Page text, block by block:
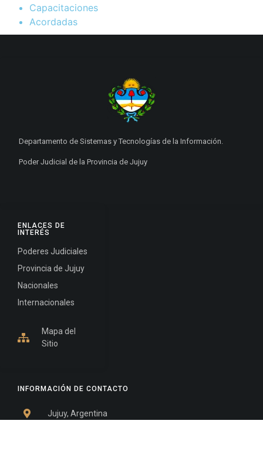
Capacitaciones
Acordadas
INFORMACIÓN DE CONTACTO
Jujuy, Argentina
ENLACES DE
INTERÉS
Poderes Judiciales
Provincia de Jujuy
Nacionales
Internacionales
Mapa del
Sitio
Departamento de Sistemas y Tecnologías de la Información.
Poder Judicial de la Provincia de Jujuy